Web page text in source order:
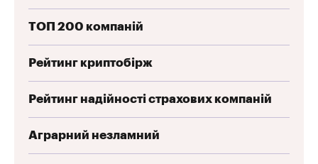
ТОП 200 компаній
Рейтинг криптобірж
Рейтинг надійності страхових компаній
Аграрний незламний